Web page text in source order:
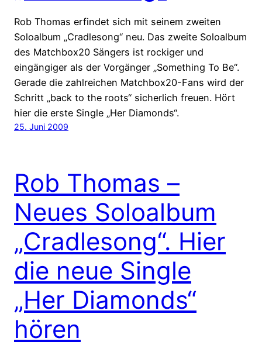
Rob Thomas erfindet sich mit seinem zweiten
Soloalbum „Cradlesong“ neu. Das zweite Soloalbum
des Matchbox20 Sängers ist rockiger und
eingängiger als der Vorgänger „Something To Be“.
Gerade die zahlreichen Matchbox20-Fans wird der
Schritt „back to the roots“ sicherlich freuen. Hört
hier die erste Single „Her Diamonds“.
25. Juni 2009
Rob Thomas –
Neues Soloalbum
„Cradlesong“. Hier
die neue Single
„Her Diamonds“
hören